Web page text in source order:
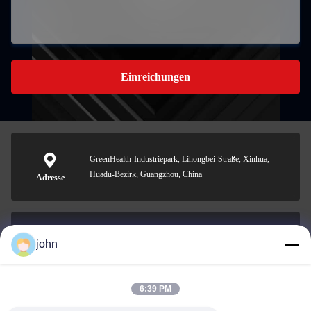
Einreichungen
Adresse
GreenHealth-Industriepark, Lihongbei-Straße, Xinhua,
Huadu-Bezirk, Guangzhou, China
john
6:39 PM